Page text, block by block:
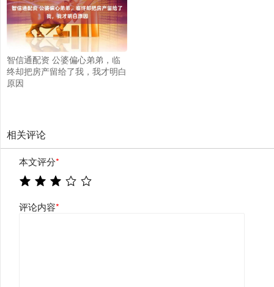
智信通配资 公婆偏心弟弟，临
终却把房产留给了我，我才明白
原因
相关评论
本文评分*
评论内容*